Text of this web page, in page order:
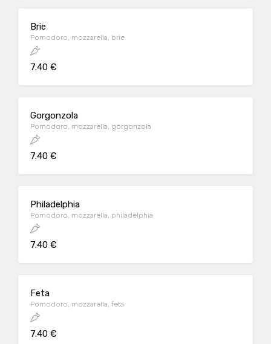
Brie
Pomodoro, mozzarella, brie
7.40 €
Gorgonzola
Pomodoro, mozzarella, gorgonzola
7.40 €
Philadelphia
Pomodoro, mozzarella, philadelphia
7.40 €
Feta
Pomodoro, mozzarella, feta
7.40 €